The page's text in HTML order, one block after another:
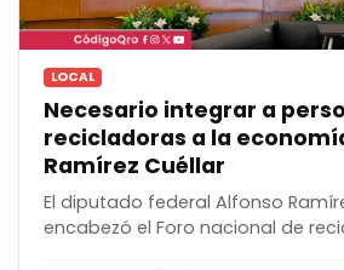
LOCAL
Necesario integrar a
recicladoras a la
Ramírez Cuéllar
El diputado federal Alfonso
encabezó el Foro nacional de